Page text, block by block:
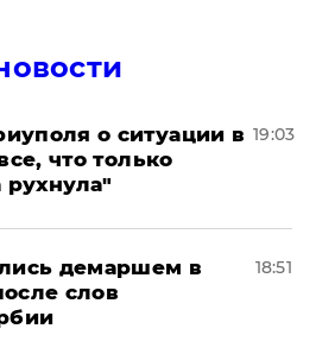
о ситуации в
что только
19:03
демаршем в
слов
18:51